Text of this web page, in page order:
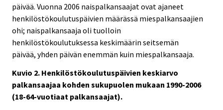
päivää. Vuonna 2006 naispalkansaajat ovat ajaneet
henkilöstökoulutuspäivien määrässä miespalkansaajien
ohi; naispalkansaaja oli tuolloin
henkilöstökoulutuksessa keskimäärin seitsemän
päivää, yhden päivän enemmän kuin miespalkansaaja.
Kuvio 2. Henkilöstökoulutuspäivien keskiarvo
palkansaajaa kohden sukupuolen mukaan 1990-2006
(18-64-vuotiaat palkansaajat).